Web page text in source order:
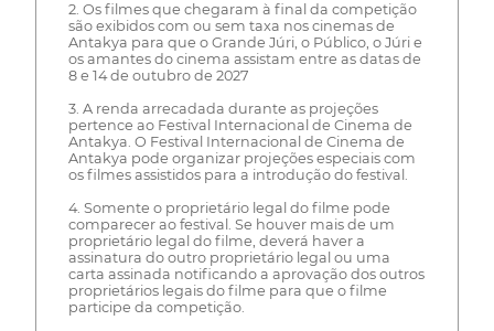
2. Os filmes que chegaram à final da competição
são exibidos com ou sem taxa nos cinemas de
Antakya para que o Grande Júri, o Público, o Júri e
os amantes do cinema assistam entre as datas de
8 e 14 de outubro de 2027
3. A renda arrecadada durante as projeções
pertence ao Festival Internacional de Cinema de
Antakya. O Festival Internacional de Cinema de
Antakya pode organizar projeções especiais com
os filmes assistidos para a introdução do festival.
4. Somente o proprietário legal do filme pode
comparecer ao festival. Se houver mais de um
proprietário legal do filme, deverá haver a
assinatura do outro proprietário legal ou uma
carta assinada notificando a aprovação dos outros
proprietários legais do filme para que o filme
participe da competição.